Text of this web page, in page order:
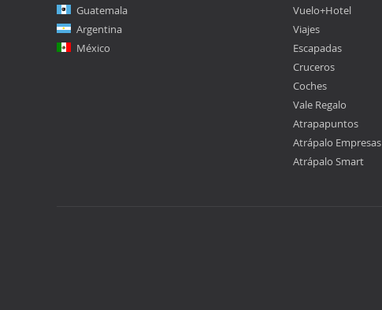
Guatemala
Argentina
México
Vuelo+Hotel
Viajes
Escapadas
Cruceros
Coches
Vale Regalo
Atrapapuntos
Atrápalo Empresas
Atrápalo Smart